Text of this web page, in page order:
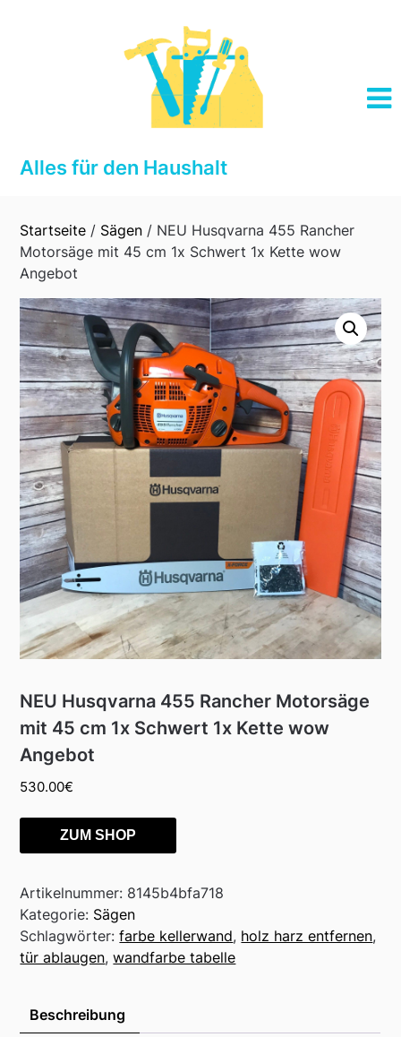
Alles für den Haushalt
Startseite / Sägen / NEU Husqvarna 455 Rancher
Motorsäge mit 45 cm 1x Schwert 1x Kette wow
Angebot
NEU Husqvarna 455 Rancher Motorsäge
mit 45 cm 1x Schwert 1x Kette wow
Angebot
530.00€
ZUM SHOP
Artikelnummer: 8145b4bfa718
Kategorie: Sägen
Schlagwörter:farbe kellerwand, holz harz entfernen,
tür ablaugen,wandfarbe tabelle
Beschreibung